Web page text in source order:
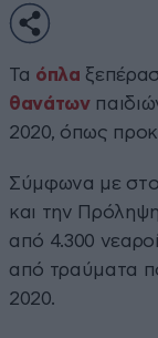
Τα όπλα
θανάτων
2020, όπως
Σύμφωνα με
και την
από 4.300
από τραύματα
2020.